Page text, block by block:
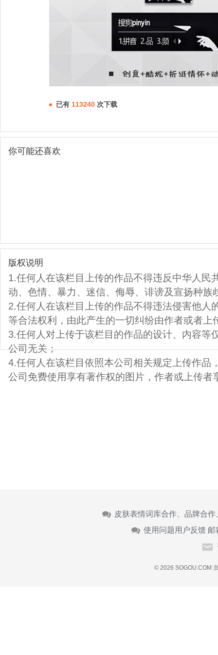
已有 113240 次下载
你可能还喜欢
版权说明
1.任何人在该栏目上传的作品不得违反中华人民
动、色情、暴力、迷信、侮辱、诽谤及宣扬种族
2.任何人在该栏目上传的作品不得违法侵害他人
等合法权利，由此产生的一切纠纷由作者或者上
3.任何人对上传于该栏目的作品的设计、内容等
公司无关；
4.任何人在该栏目依照本公司相关规定上传作品
公司免费使用享有著作权的图片，作者或上传者
皮肤表情词库合作、品牌合
使用问题用户反馈 邮
© 2026 SOGOU.COM